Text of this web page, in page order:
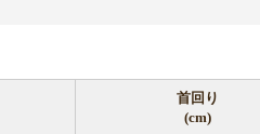
首回り
(cm)